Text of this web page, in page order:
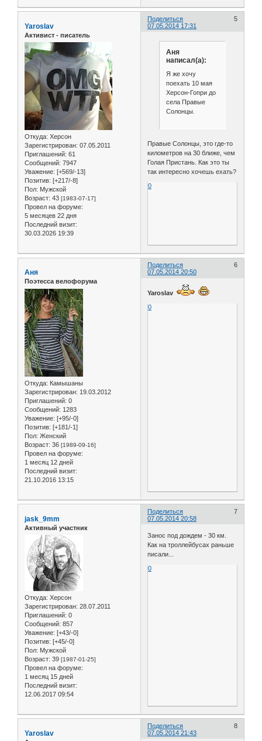
Поделиться
5
07.05.2014 17:31
Yaroslav
Активист - писатель
Откуда: Херсон
Зарегистрирован: 07.05.2011
Приглашений: 61
Сообщений: 7947
Уважение: [+569/-13]
Позитив: [+217/-8]
Пол: Мужской
Возраст: 43 [1983-07-17]
Провел на форуме:
5 месяцев 22 дня
Последний визит:
30.03.2026 19:39
Аня
написал(а):
Я же хочу
поехать 10 мая
Херсон-Гопри до
села Правые
Солонцы.
Правые Солонцы, это где-то
километров на 30 ближе, чем
Голая Пристань. Как это ты
так интересно хочешь ехать?
0
Поделиться
6
07.05.2014 20:50
Аня
Поэтесса велофорума
Откуда: Камышаны
Зарегистрирован: 19.03.2012
Приглашений: 0
Сообщений: 1283
Уважение: [+95/-0]
Позитив: [+181/-1]
Пол: Женский
Возраст: 36 [1989-09-16]
Провел на форуме:
1 месяц 12 дней
Последний визит:
21.10.2016 13:15
Yaroslav
0
Поделиться
7
07.05.2014 20:58
jask_9mm
Активный участник
Откуда: Херсон
Зарегистрирован: 28.07.2011
Приглашений: 0
Сообщений: 857
Уважение: [+43/-0]
Позитив: [+45/-0]
Пол: Мужской
Возраст: 39 [1987-01-25]
Провел на форуме:
1 месяц 15 дней
Последний визит:
12.06.2017 09:54
Занос под дождем - 30 км.
Как на троллейбусах раньше
писали...
0
Поделиться
8
07.05.2014 21:43
Yaroslav